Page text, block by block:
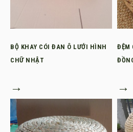
BỘ KHAY CÓI ĐAN Ô LƯỚI HÌNH
CHỮ NHẬT
→
ĐỆM
→